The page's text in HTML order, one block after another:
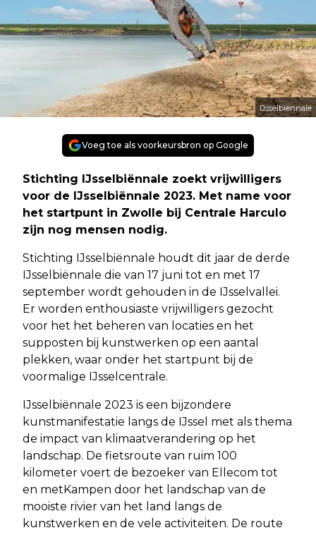
IJsselbiënnale
Voeg toe als voorkeursbron op Google
Stichting IJsselbiënnale zoekt vrijwilligers
voor de IJsselbiënnale 2023. Met name voor
het startpunt in Zwolle bij Centrale Harculo
zijn nog mensen nodig.
Stichting IJsselbiënnale houdt dit jaar de derde
IJsselbiënnale die van 17 juni tot en met 17
september wordt gehouden in de IJsselvallei.
Er worden enthousiaste vrijwilligers gezocht
voor het het beheren van locaties en het
supposten bij kunstwerken op een aantal
plekken, waar onder het startpunt bij de
voormalige IJsselcentrale.
IJsselbiënnale 2023 is een bijzondere
kunstmanifestatie langs de IJssel met als thema
de impact van klimaatverandering op het
landschap. De fietsroute van ruim 100
kilometer voert de bezoeker van Ellecom tot
en metKampen door het landschap van de
mooiste rivier van het land langs de
kunstwerken en de vele activiteiten. De route